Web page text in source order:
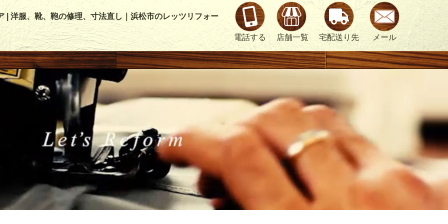
| 洋服、靴、鞄の修理、寸法直し｜浜松市のレッツリフォー
電話する 店舗一覧 宅配送り先 メール